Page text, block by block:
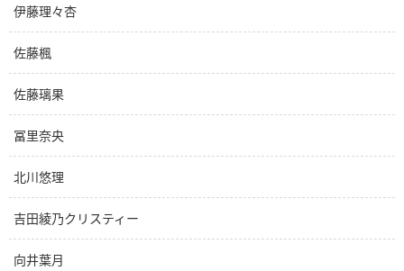
伊藤理々杏
佐藤楓
佐藤璃果
冨里奈央
北川悠理
吉田綾乃クリスティー
向井葉月